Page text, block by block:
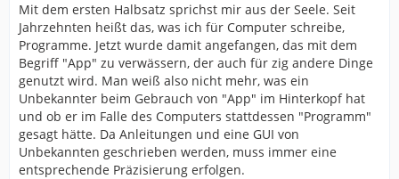
Mit dem ersten Halbsatz sprichst mir aus der Seele. Seit
Jahrzehnten heißt das, was ich für Computer schreibe,
Programme. Jetzt wurde damit angefangen, das mit dem
Begriff "App" zu verwässern, der auch für zig andere Dinge
genutzt wird. Man weiß also nicht mehr, was ein
Unbekannter beim Gebrauch von "App" im Hinterkopf hat
und ob er im Falle des Computers stattdessen "Programm"
gesagt hätte. Da Anleitungen und eine GUI von
Unbekannten geschrieben werden, muss immer eine
entsprechende Präzisierung erfolgen.